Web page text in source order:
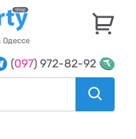
Одессе
(097) 972-82-92